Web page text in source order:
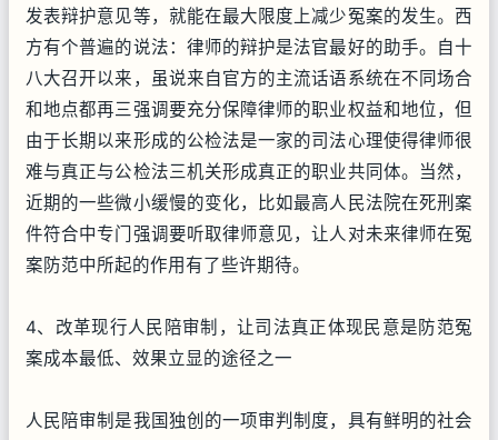
发表辩护意见等，就能在最大限度上减少冤案的发生。西
方有个普遍的说法：律师的辩护是法官最好的助手。自十
八大召开以来，虽说来自官方的主流话语系统在不同场合
和地点都再三强调要充分保障律师的职业权益和地位，但
由于长期以来形成的公检法是一家的司法心理使得律师很
难与真正与公检法三机关形成真正的职业共同体。当然，
近期的一些微小缓慢的变化，比如最高人民法院在死刑案
件符合中专门强调要听取律师意见，让人对未来律师在冤
案防范中所起的作用有了些许期待。
4、改革现行人民陪审制，让司法真正体现民意是防范冤
案成本最低、效果立显的途径之一
人民陪审制是我国独创的一项审判制度，具有鲜明的社会